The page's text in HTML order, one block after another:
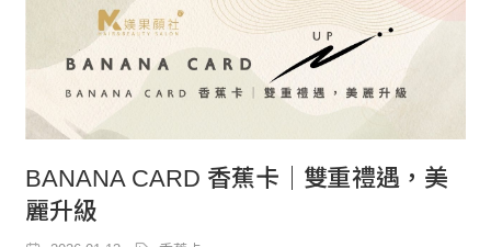
BANANA CARD 香蕉卡｜雙重禮遇，美
麗升級